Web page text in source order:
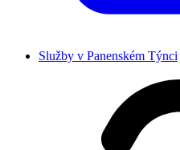
Služby v Panenském Týnci